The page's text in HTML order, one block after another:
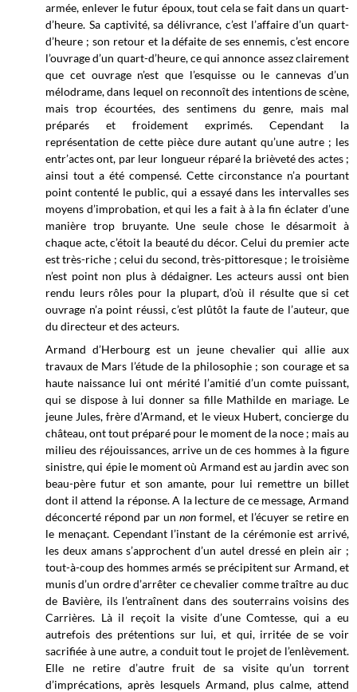
armée, enlever le futur époux, tout cela se fait dans un quart-
d’heure. Sa captivité, sa délivrance, c’est l’affaire d’un quart-
d’heure ; son retour et la défaite de ses ennemis, c’est encore
l’ouvrage d’un quart-d’heure, ce qui annonce assez clairement
que cet ouvrage n’est que l’esquisse ou le cannevas d’un
mélodrame, dans lequel on reconnoît des intentions de scène,
mais trop écourtées, des sentimens du genre, mais mal
préparés et froidement exprimés. Cependant la
représentation de cette pièce dure autant qu’une autre ; les
entr’actes ont, par leur longueur réparé la brièveté des actes ;
ainsi tout a été compensé. Cette circonstance n’a pourtant
point contenté le public, qui a essayé dans les intervalles ses
moyens d’improbation, et qui les a fait à à la fin éclater d’une
manière trop bruyante. Une seule chose le désarmoit à
chaque acte, c’étoit la beauté du décor. Celui du premier acte
est très-riche ; celui du second, très-pittoresque ; le troisième
n’est point non plus à dédaigner. Les acteurs aussi ont bien
rendu leurs rôles pour la plupart, d’où il résulte que si cet
ouvrage n’a point réussi, c’est plûtôt la faute de l’auteur, que
du directeur et des acteurs.
Armand d’Herbourg est un jeune chevalier qui allie aux
travaux de Mars l’étude de la philosophie ; son courage et sa
haute naissance lui ont mérité l’amitié d’un comte puissant,
qui se dispose à lui donner sa fille Mathilde en mariage. Le
jeune Jules, frère d’Armand, et le vieux Hubert, concierge du
château, ont tout préparé pour le moment de la noce ; mais au
milieu des réjouissances, arrive un de ces hommes à la figure
sinistre, qui épie le moment où Armand est au jardin avec son
beau-père futur et son amante, pour lui remettre un billet
dont il attend la réponse. A la lecture de ce message, Armand
déconcerté répond par un non formel, et l’écuyer se retire en
le menaçant. Cependant l’instant de la cérémonie est arrivé,
les deux amans s’approchent d’un autel dressé en plein air ;
tout-à-coup des hommes armés se précipitent sur Armand, et
munis d’un ordre d’arrêter ce chevalier comme traître au duc
de Bavière, ils l’entraînent dans des souterrains voisins des
Carrières. Là il reçoit la visite d’une Comtesse, qui a eu
autrefois des prétentions sur lui, et qui, irritée de se voir
sacrifiée à une autre, a conduit tout le projet de l’enlèvement.
Elle ne retire d’autre fruit de sa visite qu’un torrent
d’imprécations, après lesquels Armand, plus calme, attend